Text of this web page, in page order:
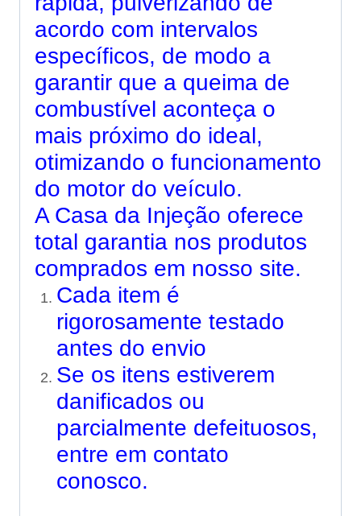
acordo com intervalos
específicos, de modo a
garantir que a queima de
combustível aconteça o
mais próximo do ideal,
otimizando o funcionamento
do motor do veículo.
A Casa da Injeção oferece
total garantia nos produtos
comprados em nosso site.
Cada item é
rigorosamente testado
antes do envio
Se os itens estiverem
danificados ou
parcialmente defeituosos,
entre em contato
conosco.